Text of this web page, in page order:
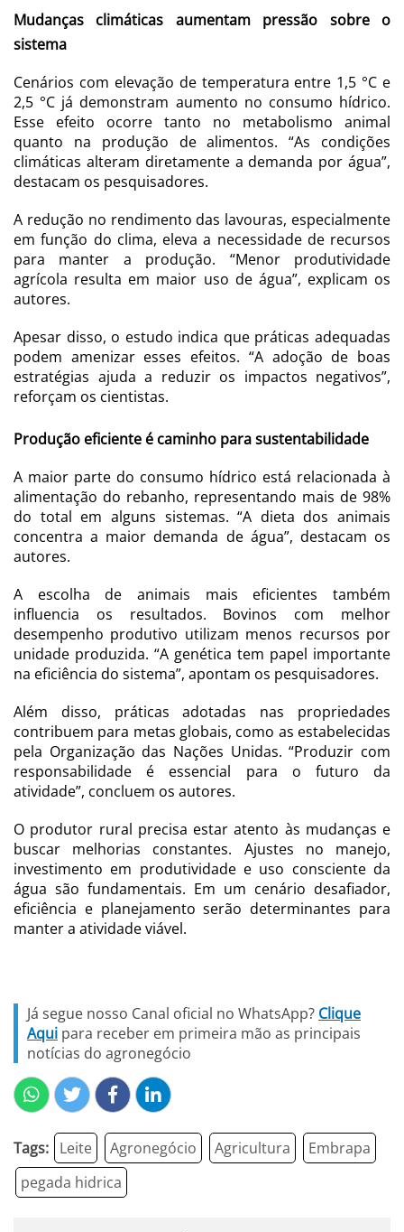
Mudanças climáticas aumentam pressão sobre o
sistema
Cenários com elevação de temperatura entre 1,5 °C e
2,5 °C já demonstram aumento no consumo hídrico.
Esse efeito ocorre tanto no metabolismo animal
quanto na produção de alimentos. “As condições
climáticas alteram diretamente a demanda por água”,
destacam os pesquisadores.
A redução no rendimento das lavouras, especialmente
em função do clima, eleva a necessidade de recursos
para manter a produção. “Menor produtividade
agrícola resulta em maior uso de água”, explicam os
autores.
Apesar disso, o estudo indica que práticas adequadas
podem amenizar esses efeitos. “A adoção de boas
estratégias ajuda a reduzir os impactos negativos”,
reforçam os cientistas.
Produção eficiente é caminho para sustentabilidade
A maior parte do consumo hídrico está relacionada à
alimentação do rebanho, representando mais de 98%
do total em alguns sistemas. “A dieta dos animais
concentra a maior demanda de água”, destacam os
autores.
A escolha de animais mais eficientes também
influencia os resultados. Bovinos com melhor
desempenho produtivo utilizam menos recursos por
unidade produzida. “A genética tem papel importante
na eficiência do sistema”, apontam os pesquisadores.
Além disso, práticas adotadas nas propriedades
contribuem para metas globais, como as estabelecidas
pela Organização das Nações Unidas. “Produzir com
responsabilidade é essencial para o futuro da
atividade”, concluem os autores.
O produtor rural precisa estar atento às mudanças e
buscar melhorias constantes. Ajustes no manejo,
investimento em produtividade e uso consciente da
água são fundamentais. Em um cenário desafiador,
eficiência e planejamento serão determinantes para
manter a atividade viável.
Já segue nosso Canal oficial no WhatsApp? Clique
Aqui para receber em primeira mão as principais
notícias do agronegócio
Tags: Leite Agronegócio Agricultura
Embrapa
pegada hidrica